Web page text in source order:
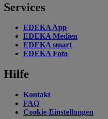
Services
EDEKA App
EDEKA Medien
EDEKA smart
EDEKA Foto
Hilfe
Kontakt
FAQ
Cookie-Einstellungen